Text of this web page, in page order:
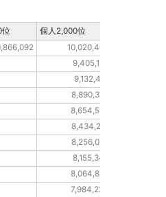
10,020,403
9,405,137
9,132,401
8,890,378
8,654,592
8,434,217
8,256,020
8,155,342
8,064,889
7,984,224
位 個人2,000位